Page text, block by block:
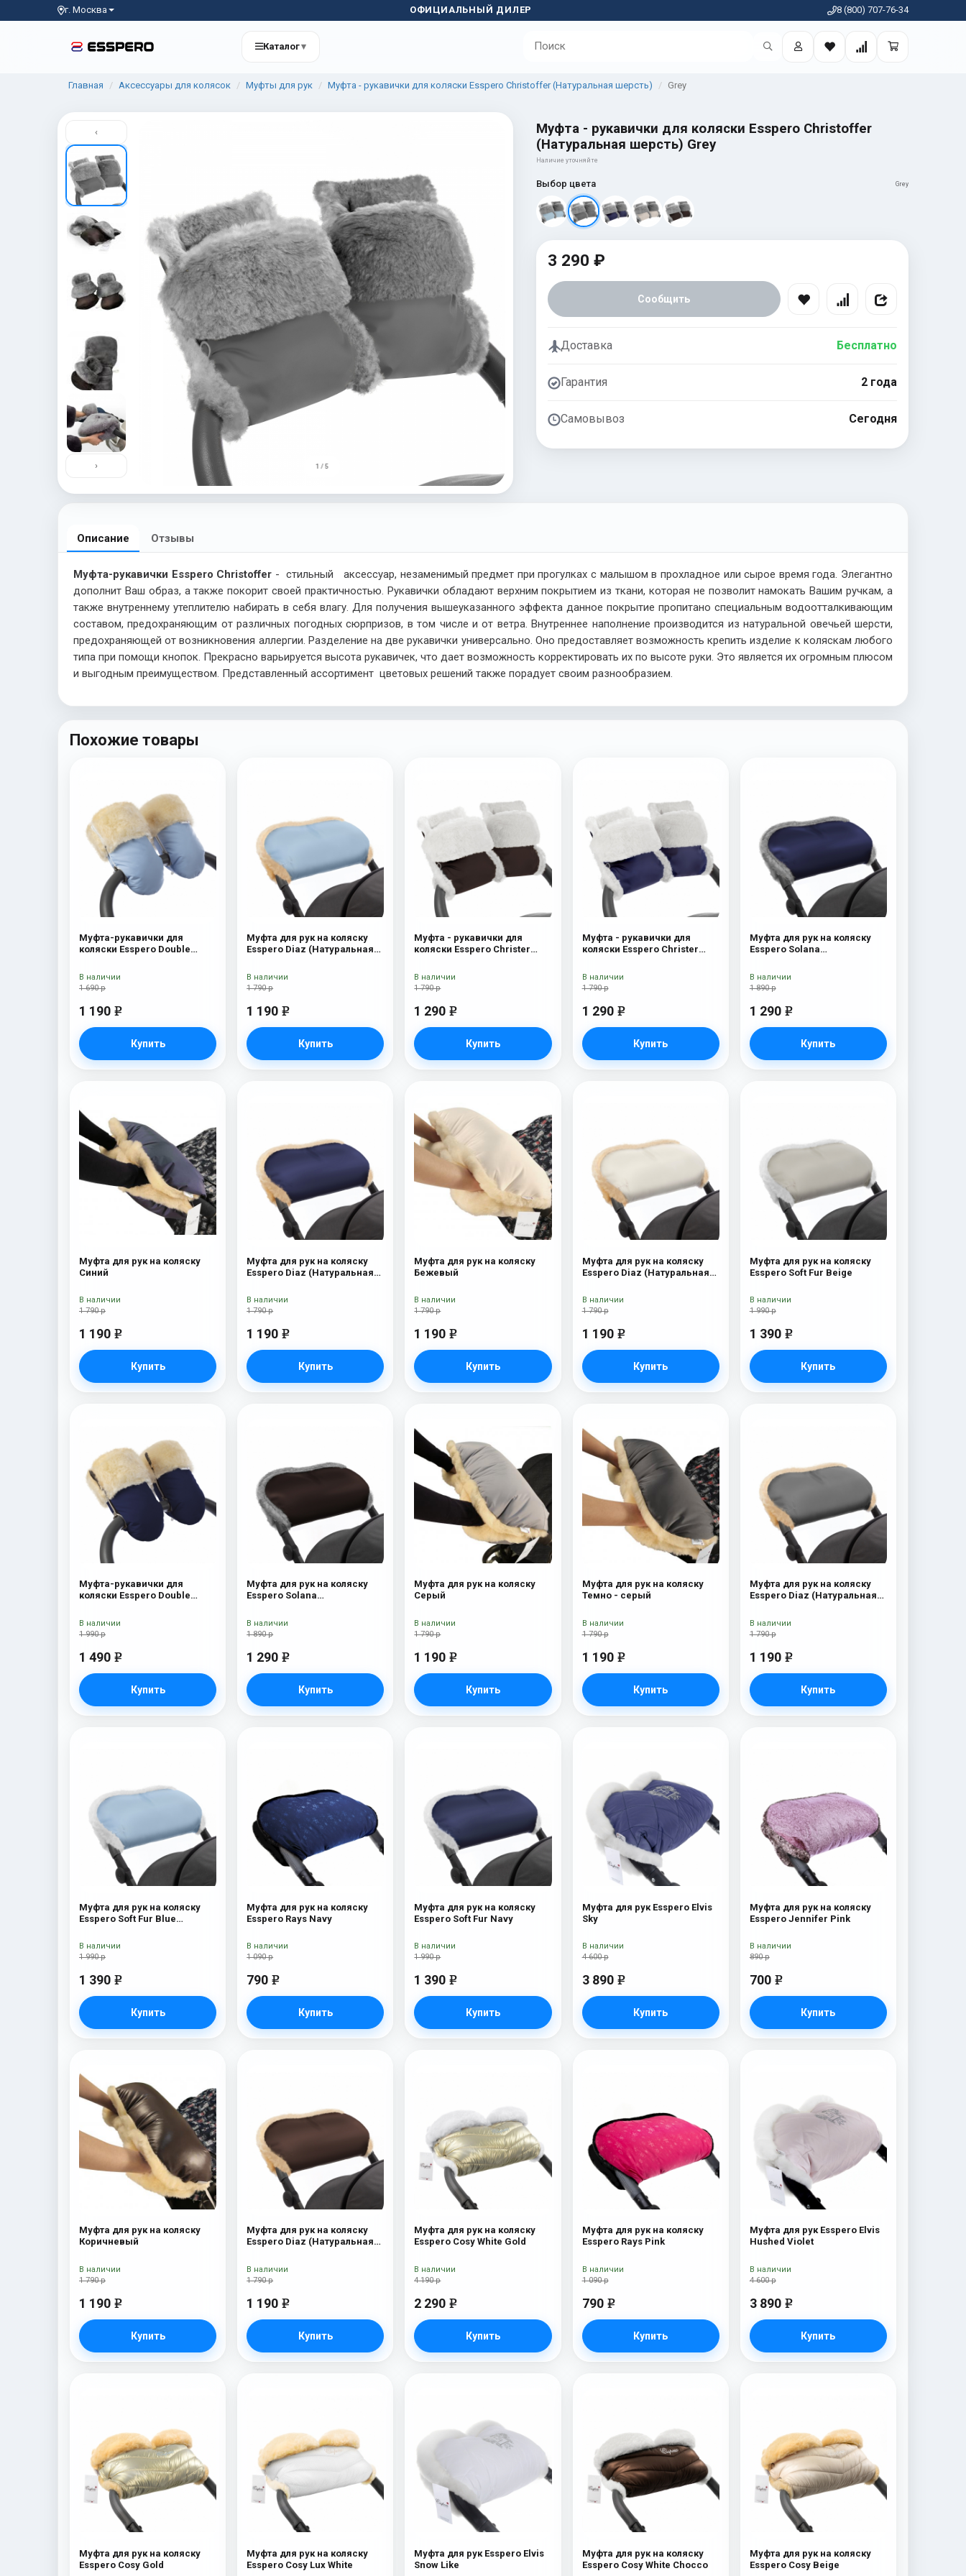
г. Москва ОФИЦИАЛЬНЫЙ ДИЛЕР 8 (800) 707-76-34
Каталог▾
Главная Аксессуары для колясок Муфты для рук Муфта - рукавички для коляски Esspero Christoffer (Натуральная шерсть) Grey
‹
› 1 / 5
Муфта - рукавички для коляски Esspero Christoffer
(Натуральная шерсть) Grey
Наличие уточняйте
Выбор цвета Grey
3 290 ₽
Сообщить
Доставка Бесплатно
Гарантия 2 года
Самовывоз Сегодня
Описание Отзывы
Муфта-рукавички Esspero Christoffer - стильный аксессуар, незаменимый предмет при прогулках с малышом в прохладное или сырое время года. Элегантно
дополнит Ваш образ, а также покорит своей практичностью. Рукавички обладают верхним покрытием из ткани, которая не позволит намокать Вашим ручкам, а
также внутреннему утеплителю набирать в себя влагу. Для получения вышеуказанного эффекта данное покрытие пропитано специальным водоотталкивающим
составом, предохраняющим от различных погодных сюрпризов, в том числе и от ветра. Внутреннее наполнение производится из натуральной овечьей шерсти,
предохраняющей от возникновения аллергии. Разделение на две рукавички универсально. Оно предоставляет возможность крепить изделие к коляскам любого
типа при помощи кнопок. Прекрасно варьируется высота рукавичек, что дает возможность корректировать их по высоте руки. Это является их огромным плюсом
и выгодным преимуществом. Представленный ассортимент цветовых решений также порадует своим разнообразием.
Похожие товары
Муфта-рукавички для
коляски Esspero Double
Mountain
1 690 р
1 190 e
Купить
В наличии
Муфта для рук на коляску
Esspero Diaz (Натуральная
1 790 р
1 190 e
Купить
В наличии
Муфта - рукавички для
коляски Esspero Christer
Chocolat
1 790 р
1 290 e
Купить
В наличии
Муфта - рукавички для
коляски Esspero Christer
1 790 р
1 290 e
Купить
В наличии
Муфта для рук на коляску
Esspero Solana
Ocean
1 890 р
1 290 e
Купить
В наличии
Муфта для рук на коляску
Синий
1 790 р
1 190 e
Купить
В наличии
Муфта для рук на коляску
Esspero Diaz (Натуральная
1 790 р
1 190 e
Купить
В наличии
Муфта для рук на коляску
Бежевый
1 790 р
1 190 e
Купить
В наличии
Муфта для рук на коляску
Esspero Diaz (Натуральная
1 790 р
1 190 e
Купить
В наличии
Муфта для рук на коляску
Esspero Soft Fur Beige
1 990 р
1 390 e
Купить
В наличии
Муфта-рукавички для
коляски Esspero Double
1 990 р
1 490 e
Купить
В наличии
Муфта для рук на коляску
Esspero Solana
Brown
1 890 р
1 290 e
Купить
В наличии
Муфта для рук на коляску
Серый
1 790 р
1 190 e
Купить
В наличии
Муфта для рук на коляску
Темно - серый
1 790 р
1 190 e
Купить
В наличии
Муфта для рук на коляску
Esspero Diaz (Натуральная
1 790 р
1 190 e
Купить
В наличии
Муфта для рук на коляску
Esspero Soft Fur Blue
1 990 р
1 390 e
Купить
В наличии
Муфта для рук на коляску
Esspero Rays Navy
1 090 р
790 e
Купить
В наличии
Муфта для рук на коляску
Esspero Soft Fur Navy
1 990 р
1 390 e
Купить
В наличии
Муфта для рук Esspero Elvis
Sky
4 600 р
3 890 e
Купить
В наличии
Муфта для рук на коляску
Esspero Jennifer Pink
890 р
700 e
Купить
В наличии
Муфта для рук на коляску
Коричневый
1 790 р
1 190 e
Купить
В наличии
Муфта для рук на коляску
Esspero Diaz (Натуральная
1 790 р
1 190 e
Купить
В наличии
Муфта для рук на коляску
Esspero Cosy White Gold
4 190 р
2 290 e
Купить
В наличии
Муфта для рук на коляску
Esspero Rays Pink
1 090 р
790 e
Купить
В наличии
Муфта для рук Esspero Elvis
Hushed Violet
4 600 р
3 890 e
Купить
В наличии
Муфта для рук на коляску
Esspero Cosy Gold
Муфта для рук на коляску
Esspero Cosy Lux White
Муфта для рук Esspero Elvis
Snow Like
Муфта для рук на коляску
Esspero Cosy White Chocco
Муфта для рук на коляску
Esspero Cosy Beige